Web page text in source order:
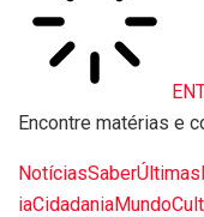
Encontre matérias e
NotíciasSaberÚltimas
iaCidadaniaMundo